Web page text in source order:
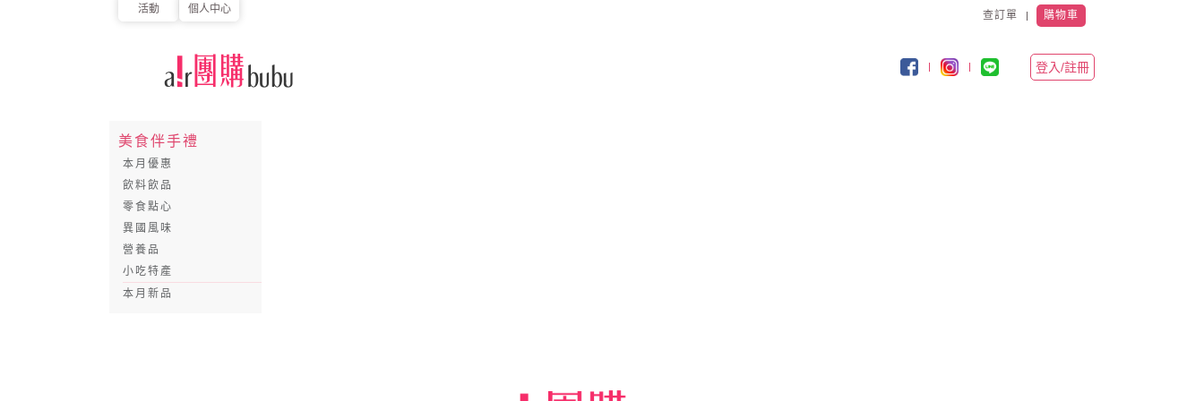
活動 個人中心 查訂單 購物車
登入/註冊
美食伴手禮
本月優惠
飲料飲品
零食點心
異國風味
營養品
小吃特產
本月新品